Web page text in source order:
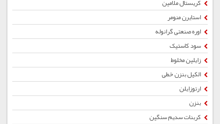
کریستال ملامین
استایرن منومر
اوره صنعتی گرانوله
سود کاستیک
زایلین مخلوط
الکیل بنزن خطی
ارتوزایلن
بنزن
کربنات سدیم سنگین